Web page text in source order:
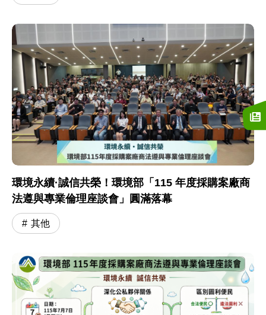
環境永續·誠信共榮！環境部「115 年度採購案廠商
法遵與專業倫理座談會」圓滿落幕
其他